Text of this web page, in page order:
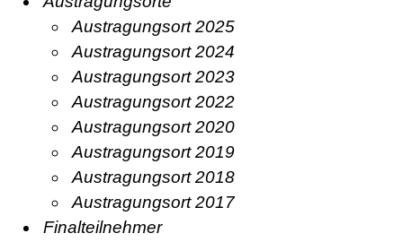
Austragungsort 2025
Austragungsort 2024
Austragungsort 2023
Austragungsort 2022
Austragungsort 2020
Austragungsort 2019
Austragungsort 2018
Austragungsort 2017
Finalteilnehmer